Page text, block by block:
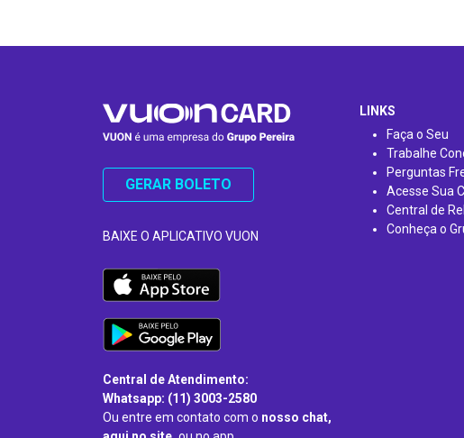
GERAR BOLETO
BAIXE O APLICATIVO VUON
Central de Atendimento:
Whatsapp: (11) 3003-2580
Ou entre em contato com o nosso chat,
LINKS
Faça o Seu
Trabalhe
Perguntas
Acesse Sua
Central de
Conheça o